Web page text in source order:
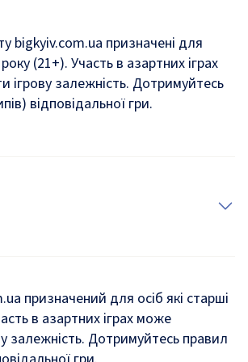
bigkyiv.com.ua призначені для
(21+). Участь в азартних іграх
ігрову залежність. Дотримуйтесь
відповідальної гри.
призначений для осіб які старші
в азартних іграх може
залежність. Дотримуйтесь правил